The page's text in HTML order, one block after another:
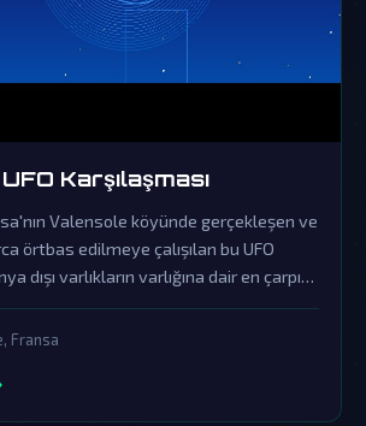
Karşılaşması
Valensole köyünde gerçekleşen ve
örtbas edilmeye çalışılan bu UFO
dışı varlıkların varlığına dair en çarpıcı
sunuyor.
Fransa